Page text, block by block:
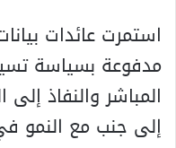
استمرت عائدات
مدفوعة بسياسة
المباشر والنفاذ إلى
إلى جنب مع النمو